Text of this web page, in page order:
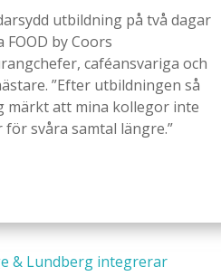
utbildning på två dagar
FOOD by Coors
caféansvariga och
”Efter utbildningen så
märkt att mina kollegor inte
för svåra samtal längre.”